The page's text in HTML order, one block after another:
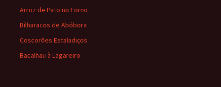
Arroz de Pato no Forno
Bilharacos de Abóbora
Coscorões Estaladiços
Bacalhau à Lagareiro